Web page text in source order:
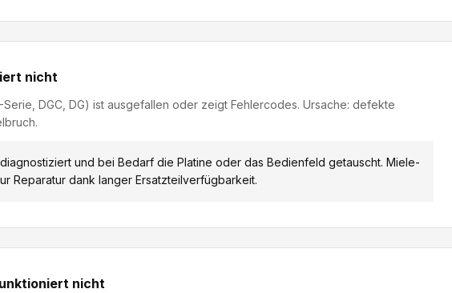
nicht
DGC, DG) ist ausgefallen oder zeigt Fehlercodes. Ursache: defekte
und bei Bedarf die Platine oder das Bedienfeld getauscht. Miele-
Reparatur dank langer Ersatzteilverfügbarkeit.
nicht